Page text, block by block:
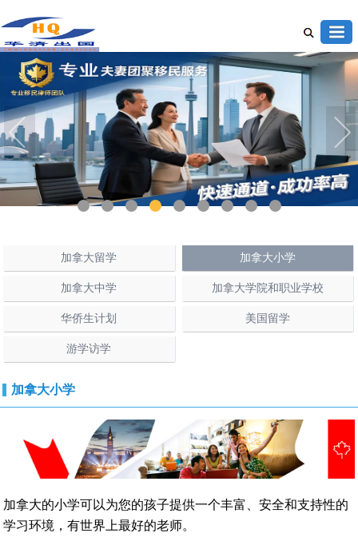
1 2 3 4 5 7 8 9
加拿大留学 加拿大小学
加拿大中学 加拿大学院和职业学校
华侨生计划 美国留学
游学访学
加拿大小学
加拿大的小学可以为您的孩子提供一个丰富、安全和支持性的
学习环境，有世界上最好的老师。